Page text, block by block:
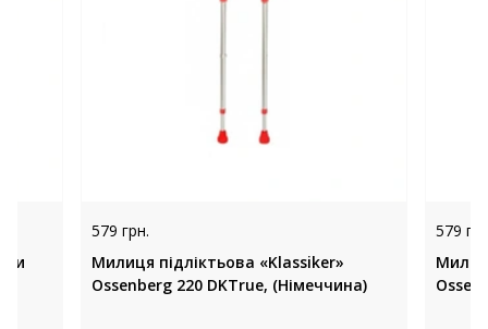
579 грн.
Милиця підліктьова «Klassiker»
Ossenberg 220 DKTrue, (Німеччина)
579